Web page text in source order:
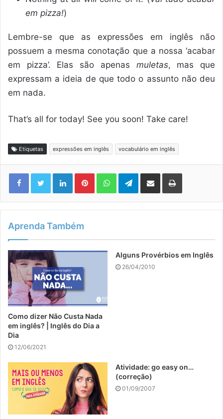
em pizza!)
Lembre-se que as expressões em inglês não
possuem a mesma conotação que a nossa ‘acabar
em pizza’. Elas são apenas muletas, mas que
expressam a ideia de que todo o assunto não deu
em nada.
That’s all for today! See you soon! Take care!
Etiquetas expressões em inglês vocabulário em inglês
LinkedinPinterestWhatsAppTelegram
Compartilhar via e-mail Imprimir
Aprenda Também
Como dizer Não Custa Nada
em inglês? | Inglês do Dia a
Dia
12/06/2021
Alguns Provérbios em Inglês
26/04/2010
Atividade: go easy on…
(correção)
01/09/2007